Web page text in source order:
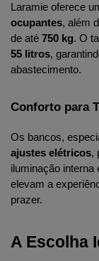
Laramie oferece
ocupantes, além
de até 750 kg
55 litros,
abastecimento.
Conforto para
Os bancos,
ajustes elétricos,
iluminação
elevam a
prazer.
A Escolha